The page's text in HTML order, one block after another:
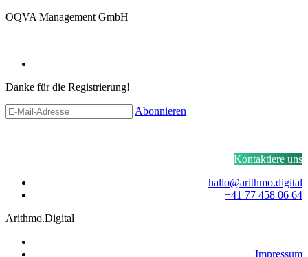
OQVA Management GmbH
Danke für die Registrierung!
Abonnieren
Kontaktiere uns
hallo@arithmo.digital
+41 77 458 06 64
Arithmo.Digital
Impressum